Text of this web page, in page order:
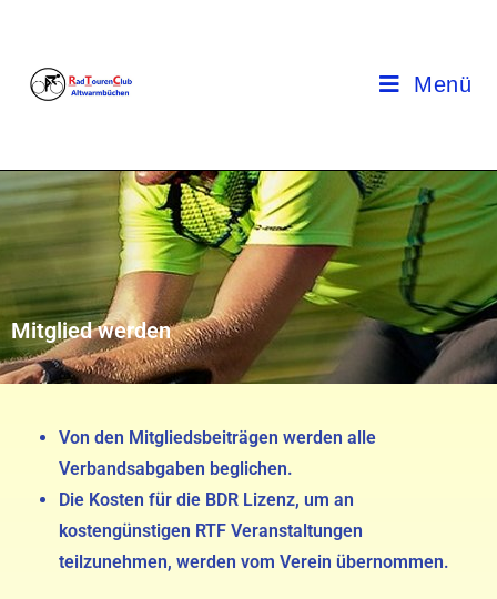
Menü
Mitglied werden
Von den Mitgliedsbeiträgen werden alle
Verbandsabgaben beglichen.
Die Kosten für die BDR Lizenz, um an
kostengünstigen RTF Veranstaltungen
teilzunehmen, werden vom Verein übernommen.